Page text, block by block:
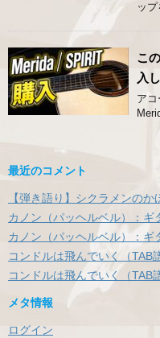
ッ
こ
入
アコ
最近のコメント
【弾き語り】シクラメンのか
カノン（パッヘルベル）：ギ
カノン（パッヘルベル）：ギ
コンドルは飛んでいく（TAB
コンドルは飛んでいく（TAB
メタ情報
ログイン